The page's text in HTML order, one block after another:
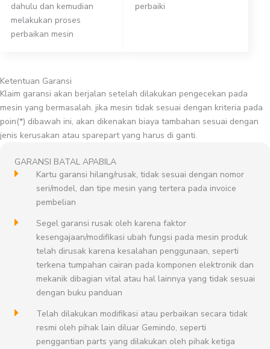
dahulu dan kemudian
melakukan proses
perbaikan mesin
perbaiki
Ketentuan Garansi
Klaim garansi akan berjalan setelah dilakukan pengecekan pada
mesin yang bermasalah. jika mesin tidak sesuai dengan kriteria pada
poin(*) dibawah ini, akan dikenakan biaya tambahan sesuai dengan
jenis kerusakan atau sparepart yang harus di ganti.
GARANSI BATAL APABILA
Kartu garansi hilang/rusak, tidak sesuai dengan nomor
seri/model, dan tipe mesin yang tertera pada invoice
pembelian
Segel garansi rusak oleh karena faktor
kesengajaan/modifikasi ubah fungsi pada mesin produk
telah dirusak karena kesalahan penggunaan, seperti
terkena tumpahan cairan pada komponen elektronik dan
mekanik dibagian vital atau hal lainnya yang tidak sesuai
dengan buku panduan
Telah dilakukan modifikasi atau perbaikan secara tidak
resmi oleh pihak lain diluar Gemindo, seperti
penggantian parts yang dilakukan oleh pihak ketiga